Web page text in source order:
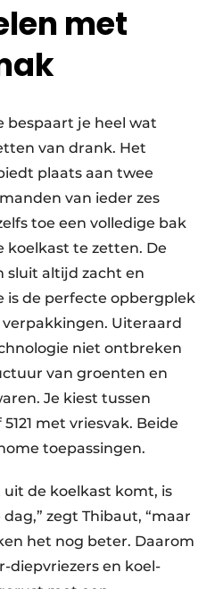
met
bespaart je heel wat
van drank. Het
plaats aan twee
van ieder zes
toe een volledige bak
koelkast te zetten. De
sluit altijd zacht en
is de perfecte opbergplek
Uiteraard
niet ontbreken
van groenten en
Je kiest tussen
met vriesvak. Beide
toepassingen.
de koelkast komt, is
zegt Thibaut, “maar
het nog beter. Daarom
diepvriezers en koel-